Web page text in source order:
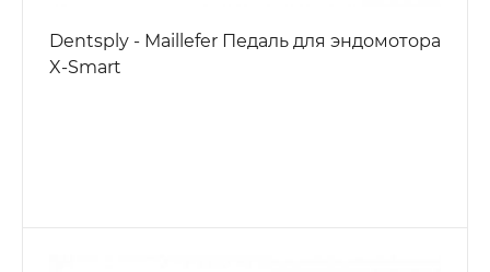
Dentsply - Maillefer Педаль для эндомотора
X-Smart